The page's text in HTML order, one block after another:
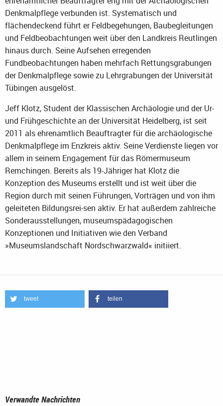
Denkmalpflege verbunden ist. Systematisch und
flächendeckend führt er Feldbegehungen, Baubegleitungen
und Feldbeobachtungen weit über den Landkreis Reutlingen
hinaus durch. Seine Aufsehen erregenden
Fundbeobachtungen haben mehrfach Rettungsgrabungen
der Denkmalpflege sowie zu Lehrgrabungen der Universität
Tübingen ausgelöst.
Jeff Klotz, Student der Klassischen Archäologie und der Ur-
und Frühgeschichte an der Universität Heidelberg, ist seit
2011 als ehrenamtlich Beauftragter für die archäologische
Denkmalpflege im Enzkreis aktiv. Seine Verdienste liegen vor
allem in seinem Engagement für das Römermuseum
Remchingen. Bereits als 19-Jähriger hat Klotz die
Konzeption des Museums erstellt und ist weit über die
Region durch mit seinen Führungen, Vorträgen und von ihm
geleiteten Bildungsrei-sen aktiv. Er hat außerdem zahlreiche
Sonderausstellungen, museumspädagogischen
Konzeptionen und Initiativen wie den Verband
»Museumslandschaft Nordschwarzwald« initiiert.
tweet teilen
Verwandte Nachrichten